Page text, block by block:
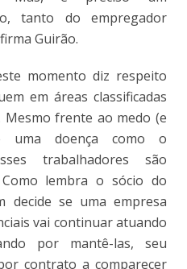
tanto do empregador
Guirão.
momento diz respeito
em áreas classificadas
Mesmo frente ao medo (e
uma doença como o
trabalhadores são
lembra o sócio do
decide se uma empresa
vai continuar atuando
por mantê-las, seu
contrato a comparecer